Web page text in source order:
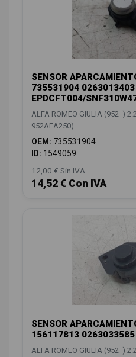
SENSOR
735531904 0263013403
EPDCFT004/
ALFA ROMEO GIULIA (952_)
952AEA250)
OEM: 735531904
ID: 1549059
12,00 € Sin IVA
14,52 € Con IVA
SENSOR
156117813 0263033585
ALFA ROMEO GIULIA (952_)